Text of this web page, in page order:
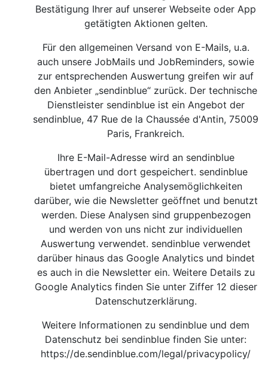
Bestätigung Ihrer auf unserer Webseite oder App
getätigten Aktionen gelten.
Für den allgemeinen Versand von E-Mails, u.a.
auch unsere JobMails und JobReminders, sowie
zur entsprechenden Auswertung greifen wir auf
den Anbieter „sendinblue“ zurück. Der technische
Dienstleister sendinblue ist ein Angebot der
sendinblue, 47 Rue de la Chaussée d'Antin, 75009
Paris, Frankreich.
Ihre E-Mail-Adresse wird an sendinblue
übertragen und dort gespeichert. sendinblue
bietet umfangreiche Analysemöglichkeiten
darüber, wie die Newsletter geöffnet und benutzt
werden. Diese Analysen sind gruppenbezogen
und werden von uns nicht zur individuellen
Auswertung verwendet. sendinblue verwendet
darüber hinaus das Google Analytics und bindet
es auch in die Newsletter ein. Weitere Details zu
Google Analytics finden Sie unter Ziffer 12 dieser
Datenschutzerklärung.
Weitere Informationen zu sendinblue und dem
Datenschutz bei sendinblue finden Sie unter:
https://de.sendinblue.com/legal/privacypolicy/